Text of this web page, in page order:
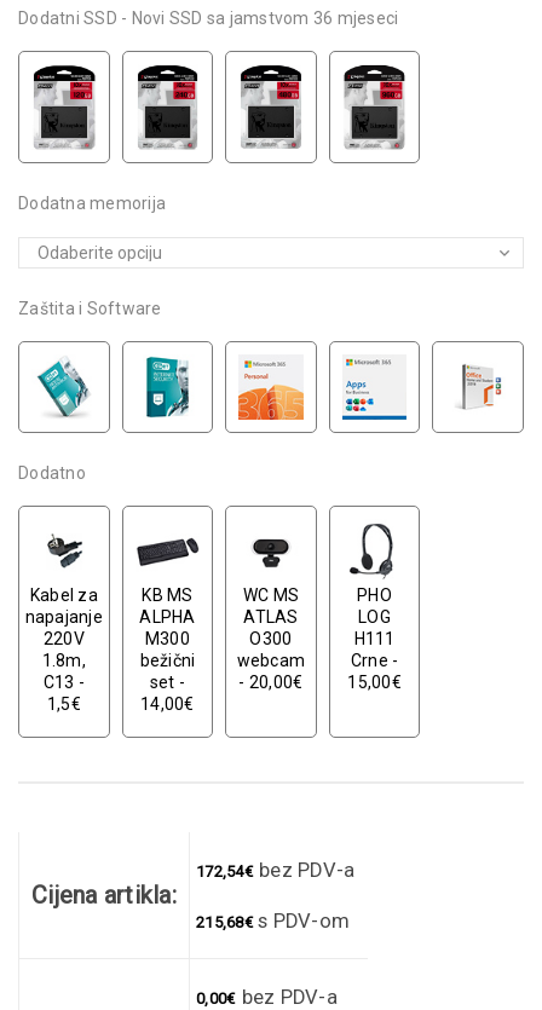
Dodatni SSD - Novi SSD sa jamstvom 36 mjeseci
Dodatna memorija
Zaštita i Software
Dodatno
Kabel za
napajanje
220V
1.8m,
C13 -
1,5€
KB MS
ALPHA
M300
bežični
set -
14,00€
WC MS
ATLAS
O300
webcam
- 20,00€
PHO
LOG
H111
Crne -
15,00€
Cijena artikla:
172,54€ bez PDV-a
215,68€s PDV-om
0,00€ bez PDV-a